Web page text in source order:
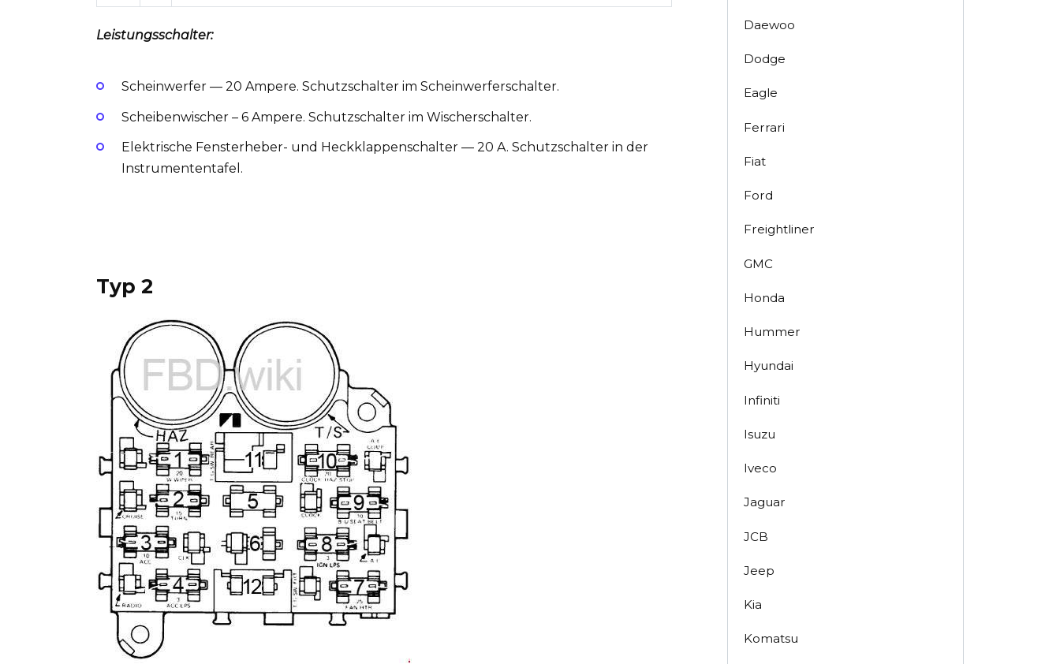
Leistungsschalter:
Scheinwerfer — 20 Ampere. Schutzschalter im Scheinwerferschalter.
Scheibenwischer – 6 Ampere. Schutzschalter im Wischerschalter.
Elektrische Fensterheber- und Heckklappenschalter — 20 A. Schutzschalter in der
Instrumententafel.
Typ 2
Daewoo
Dodge
Eagle
Ferrari
Fiat
Ford
Freightliner
GMC
Honda
Hummer
Hyundai
Infiniti
Isuzu
Iveco
Jaguar
JCB
Jeep
Kia
Komatsu